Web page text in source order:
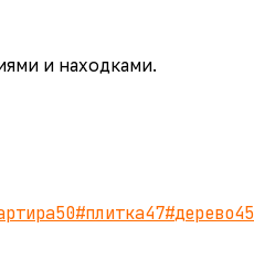
и находками.
50#плитка47#дерево45